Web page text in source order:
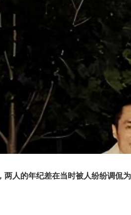
两人的年纪差在当时被人纷纷调侃